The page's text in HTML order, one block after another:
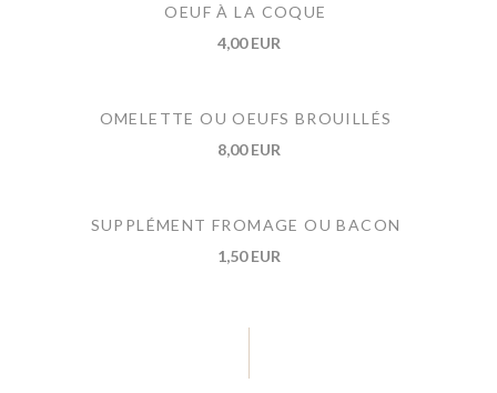
OEUF À LA COQUE
4,00 EUR
OMELETTE OU OEUFS BROUILLÉS
8,00 EUR
SUPPLÉMENT FROMAGE OU BACON
1,50 EUR